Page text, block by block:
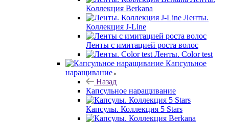
Коллекция Berkana
Ленты.
Коллекция J-Line
Ленты с имитацией роста волос
Ленты. Color test
Капсульное
наращивание
Назад
Капсульное наращивание
Капсулы. Коллекция 5 Stars